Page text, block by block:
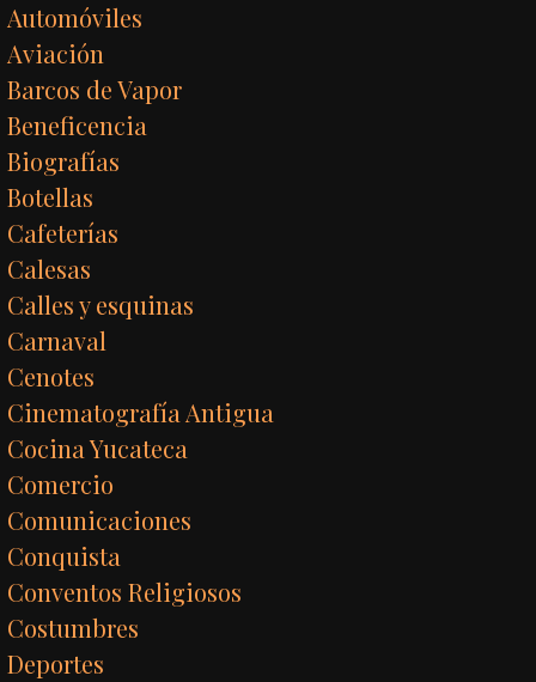
Automóviles
Aviación
Barcos de Vapor
Beneficencia
Biografías
Botellas
Cafeterías
Calesas
Calles y esquinas
Carnaval
Cenotes
Cinematografía Antigua
Cocina Yucateca
Comercio
Comunicaciones
Conquista
Conventos Religiosos
Costumbres
Deportes